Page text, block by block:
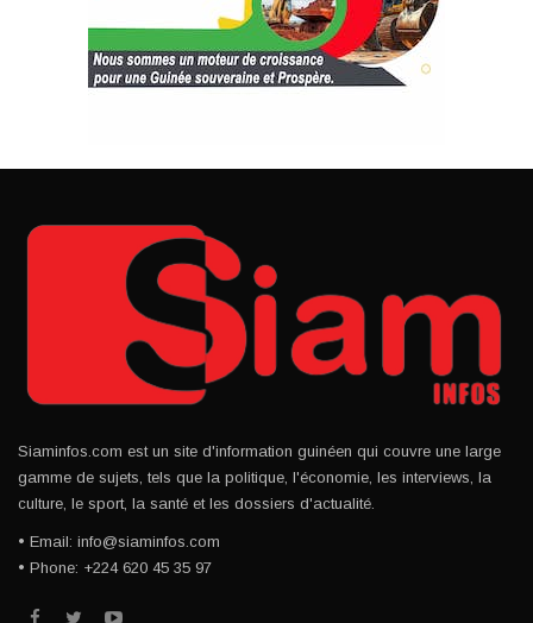
Siaminfos.com est un site d'information guinéen qui couvre une large
gamme de sujets, tels que la politique, l'économie, les interviews, la
culture, le sport, la santé et les dossiers d'actualité.
• Email: info@siaminfos.com
• Phone: +224 620 45 35 97